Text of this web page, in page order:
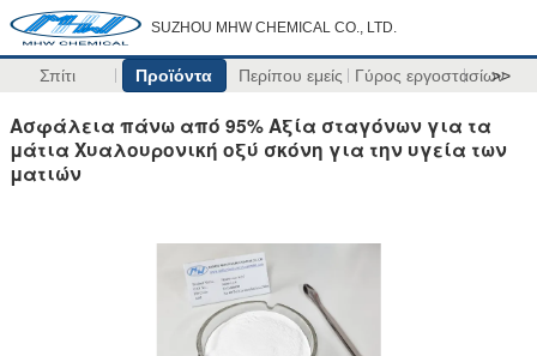
SUZHOU MHW CHEMICAL CO., LTD.
Σπίτι Προϊόντα Περίπου εμείς Γύρος εργοστασίων
>>
Ασφάλεια πάνω από 95% Αξία σταγόνων για τα
μάτια Χυαλουρονική οξύ σκόνη για την υγεία των
ματιών